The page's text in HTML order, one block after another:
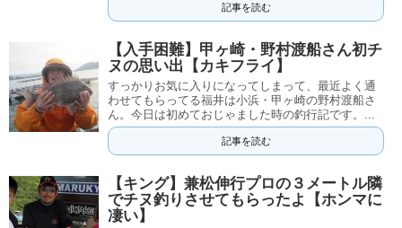
記事を読む
【入手困難】甲ヶ崎・野村渡船さん初チ
ヌの思い出【カキフライ】
すっかりお気に入りになってしまって、最近よく通
わせてもらってる福井は小浜・甲ヶ崎の野村渡船さ
ん。今日は初めておじゃました時の釣行記です。...
記事を読む
【キング】兼松伸行プロの３メートル隣
でチヌ釣りさせてもらったよ【ホンマに
凄い】